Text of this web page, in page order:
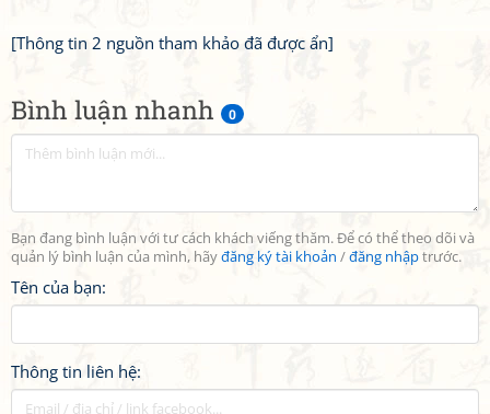
Bình luận nhanh 0
Bạn đang bình luận với tư cách khách viếng thăm. Để có thể theo dõi và
quản lý bình luận của mình, hãyđăng ký tài khoản /đăng nhậptrước.
Tên của bạn:
Thông tin liên hệ:
[Thông tin 2 nguồn tham khảo đã được ẩn]